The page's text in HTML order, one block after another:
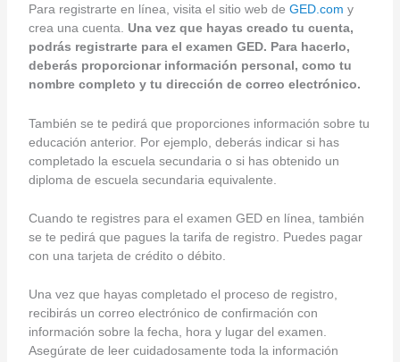
Para registrarte en línea, visita el sitio web de GED.com y
crea una cuenta. Una vez que hayas creado tu cuenta,
podrás registrarte para el examen GED. Para hacerlo,
deberás proporcionar información personal, como tu
nombre completo y tu dirección de correo electrónico.
También se te pedirá que proporciones información sobre tu
educación anterior. Por ejemplo, deberás indicar si has
completado la escuela secundaria o si has obtenido un
diploma de escuela secundaria equivalente.
Cuando te registres para el examen GED en línea, también
se te pedirá que pagues la tarifa de registro. Puedes pagar
con una tarjeta de crédito o débito.
Una vez que hayas completado el proceso de registro,
recibirás un correo electrónico de confirmación con
información sobre la fecha, hora y lugar del examen.
Asegúrate de leer cuidadosamente toda la información